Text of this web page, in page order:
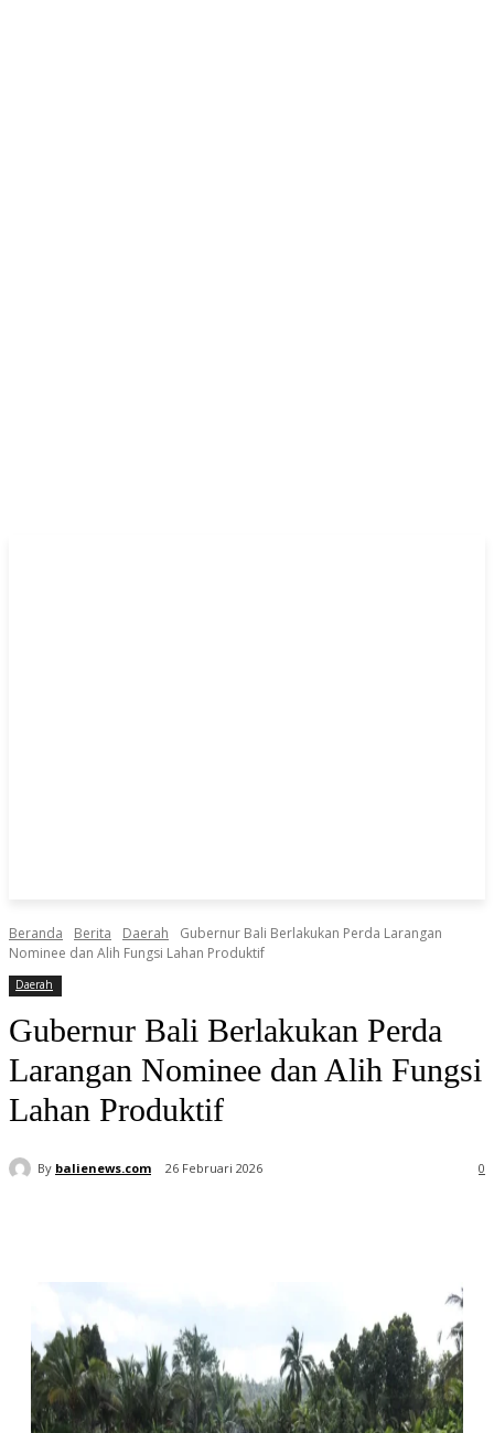
Beranda Berita Daerah
Gubernur Bali Berlakukan Perda Larangan
Nominee dan Alih Fungsi Lahan Produktif
Daerah
Gubernur Bali Berlakukan Perda
Larangan Nominee dan Alih Fungsi
Lahan Produktif
By balienews.com 26 Februari 2026 0